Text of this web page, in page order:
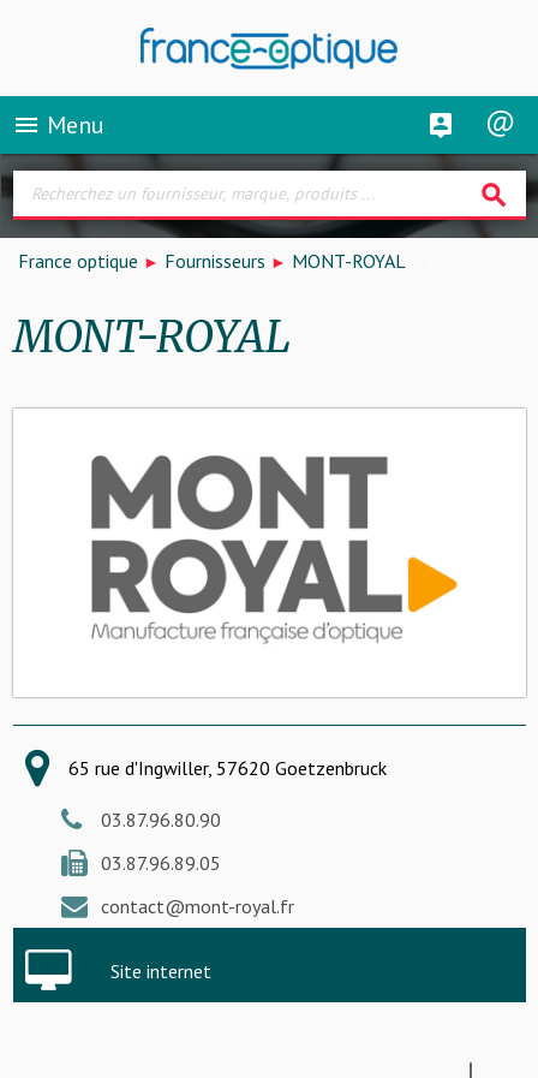
menu Menu
search
France optique Fournisseurs MONT-ROYAL
MONT-ROYAL
65 rue d'Ingwiller, 57620 Goetzenbruck
03.87.96.80.90
03.87.96.89.05
contact@mont-royal.fr
Site internet